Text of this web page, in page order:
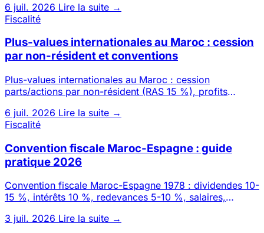
6 juil. 2026 Lire la suite →
Fiscalité
Plus-values internationales au Maroc : cession
par non-résident et conventions
Plus-values internationales au Maroc : cession
parts/actions par non-résident (RAS 15 %), profits
6 juil. 2026 Lire la suite →
Fiscalité
Convention fiscale Maroc-Espagne : guide
pratique 2026
Convention fiscale Maroc-Espagne 1978 : dividendes 10-
15 %, intérêts 10 %, redevances 5-10 %, salaires,
3 juil. 2026 Lire la suite →